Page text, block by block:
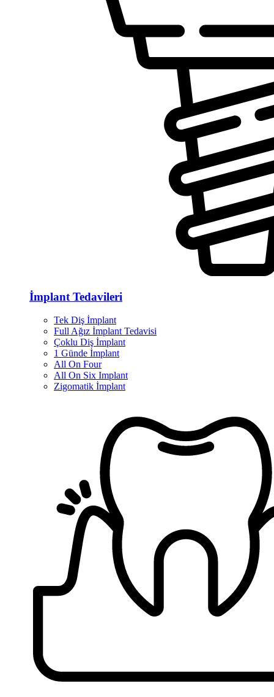
İmplant Tedavileri
Tek Diş İmplant
Full Ağız İmplant Tedavisi
Çoklu Diş İmplant
1 Günde İmplant
All On Four
All On Six Implant
Zigomatik İmplant